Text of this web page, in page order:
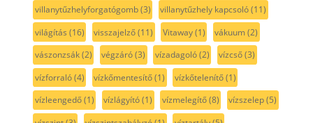
villanytűzhelyforgatógomb(3) villanytűzhely kapcsoló(11)
világítás (16) visszajelző(11) Vitaway(1) vákuum(2)
vászonzsák(2) végzáró(3) vízadagoló(2) vízcső(3)
vízforraló(4) vízkőmentesítő(1) vízkőtelenítő(1)
vízleengedő(1) vízlágyító(1) vízmelegítő(8) vízszelep(5)